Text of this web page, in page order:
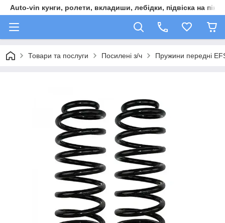
Auto-vin кунги, ролети, вкладиши, лебідки, підвіска на пікап
Товари та послуги Посилені з/ч Пружини передні